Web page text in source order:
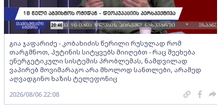
გია ჯაფარიძე - კობახიძის წერილი რუსულად რომ
თარგმნოთ, პუტინის სიტყვებს მიიღებთ - რაც შეეხება
ენერგეტიკული სისტემის პრობლემას, ნამდვილად
ვაპირებ მოვიმარაგო არა მხოლოდ სანთლები, არამედ
აღვადგინო ხაზის ტელეფონიც
2026/08/06 22:08